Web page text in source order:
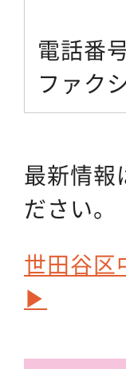
電話番
ファク
最新情報
ださい。
世田谷区
▶